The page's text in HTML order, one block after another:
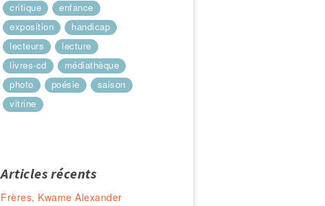
critique
enfance
exposition
handicap
lecteurs
lecture
livres-cd
médiathèque
photo
poésie
saison
vitrine
Articles récents
Frères, Kwame Alexander